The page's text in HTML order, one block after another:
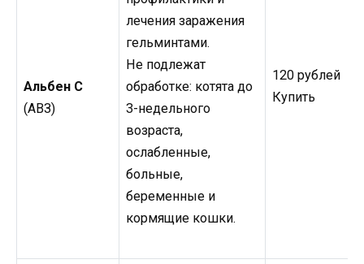
Альбен С
(АВЗ)
лечения заражения
гельминтами.
Не подлежат
обработке: котята до
3-недельного
возраста,
ослабленные,
больные,
беременные и
кормящие кошки.
120 рублей
Купить